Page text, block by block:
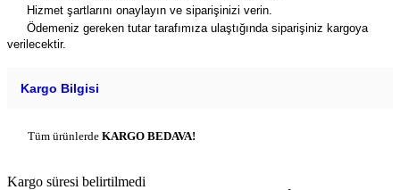
Hizmet şartlarını onaylayın ve siparişinizi verin.
Ödemeniz gereken tutar tarafımıza ulaştığında siparişiniz kargoya
verilecektir.
Kargo Bilgisi
Tüm ürünlerde KARGO BEDAVA!
Kargo süresi belirtilmedi